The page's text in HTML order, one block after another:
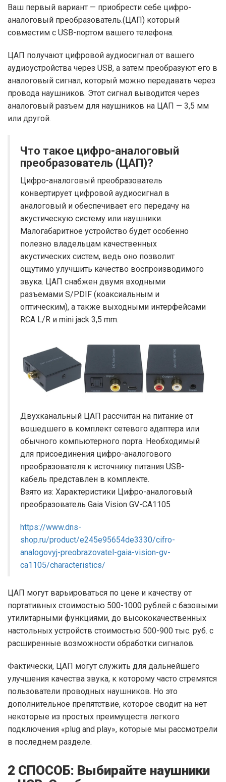
Ваш первый вариант — приобрести себе цифро-
аналоговый преобразователь.(ЦАП) который
совместим с USB-портом вашего телефона.
ЦАП получают цифровой аудиосигнал от вашего
аудиоустройства через USB, а затем преобразуют его в
аналоговый сигнал, который можно передавать через
провода наушников. Этот сигнал выводится через
аналоговый разъем для наушников на ЦАП — 3,5 мм
или другой.
Что такое цифро-аналоговый
преобразователь (ЦАП)?
Цифро-аналоговый преобразователь
конвертирует цифровой аудиосигнал в
аналоговый и обеспечивает его передачу на
акустическую систему или наушники.
Малогабаритное устройство будет особенно
полезно владельцам качественных
акустических систем, ведь оно позволит
ощутимо улучшить качество воспроизводимого
звука. ЦАП снабжен двумя входными
разъемами S/PDIF (коаксиальным и
оптическим), а также выходными интерфейсами
RCA L/R и mini jack 3,5 mm.
Двухканальный ЦАП рассчитан на питание от
вошедшего в комплект сетевого адаптера или
обычного компьютерного порта. Необходимый
для присоединения цифро-аналогового
преобразователя к источнику питания USB-
кабель представлен в комплекте.
Взято из: Характеристики Цифро-аналоговый
преобразователь Gaia Vision GV-CA1105
https://www.dns-
shop.ru/product/e245e95654de3330/cifro-
analogovyj-preobrazovatel-gaia-vision-gv-
ca1105/characteristics/
ЦАП могут варьироваться по цене и качеству от
портативных стоимостью 500-1000 рублей с базовыми
утилитарными функциями, до высококачественных
настольных устройств стоимостью 500-900 тыс. руб. с
расширенные возможности обработки сигналов.
Фактически, ЦАП могут служить для дальнейшего
улучшения качества звука, к которому часто стремятся
пользователи проводных наушников. Но это
дополнительное препятствие, которое сводит на нет
некоторые из простых преимуществ легкого
подключения «plug and play», которые мы рассмотрели
в последнем разделе.
2 СПОСОБ: Выбирайте наушники